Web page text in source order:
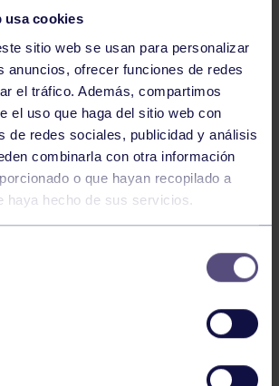
usa cookies
sitio web se usan para personalizar
anuncios, ofrecer funciones de redes
el tráfico. Además, compartimos
el uso que haga del sitio web con
de redes sociales, publicidad y análisis
combinarla con otra información
o que hayan recopilado a
haya hecho de sus servicios.
28 Jul 2026
RUMBO AL